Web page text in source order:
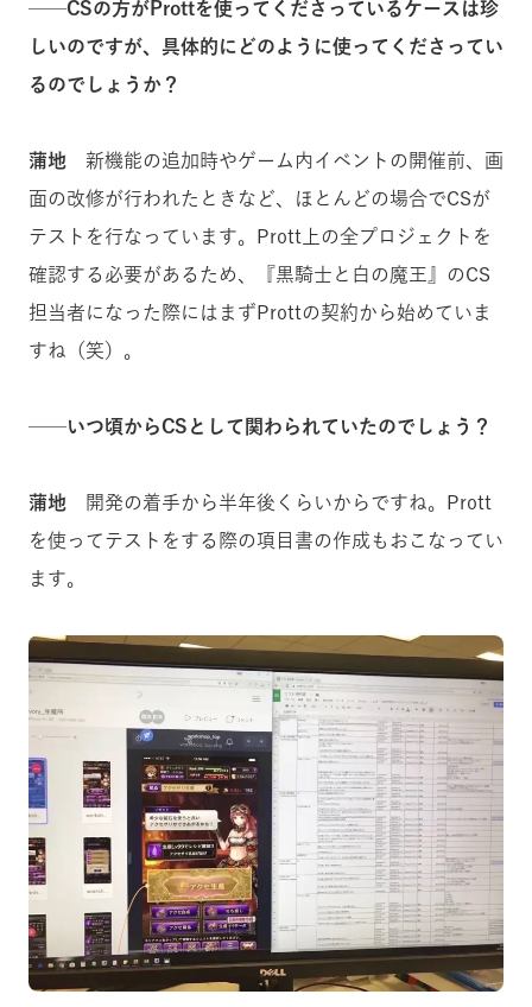
──CSの方がProttを使ってくださっているケースは珍
しいのですが、具体的にどのように使ってくださってい
るのでしょうか？
蒲地 新機能の追加時やゲーム内イベントの開催前、画
面の改修が行われたときなど、ほとんどの場合でCSが
テストを行なっています。Prott上の全プロジェクトを
確認する必要があるため、『黒騎士と白の魔王』のCS
担当者になった際にはまずProttの契約から始めていま
すね（笑）。
──いつ頃からCSとして関わられていたのでしょう？
蒲地
開発の着手から半年後くらいからですね。Prott
を使ってテストをする際の項目書の作成もおこなってい
ます。